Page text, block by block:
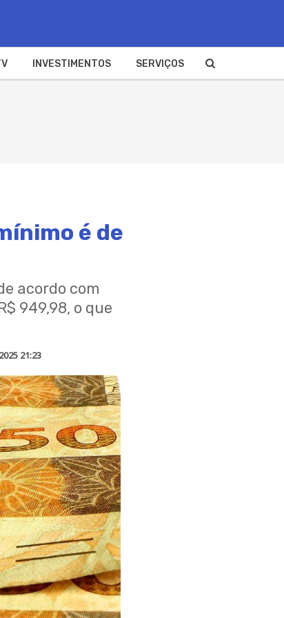
INVESTIMENTOS SERVIÇOS
é de
acordo com
949,98, o que
21:23